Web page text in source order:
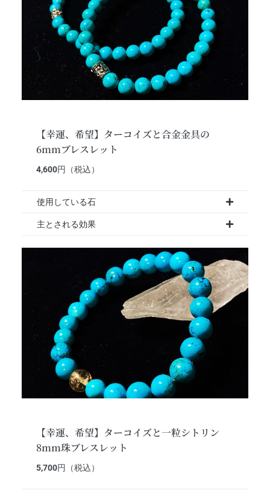
【幸運、希望】ターコイズと合金金具の
6mmブレスレット
4,600円（税込）
使用している石
主とされる効果
【幸運、希望】ターコイズと一粒シトリン
8mm珠ブレスレット
5,700円（税込）